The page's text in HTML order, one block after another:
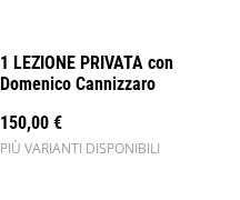
1 LEZIONE PRIVATA con
Domenico Cannizzaro
150,00 €
PIÙ VARIANTI DISPONIBILI